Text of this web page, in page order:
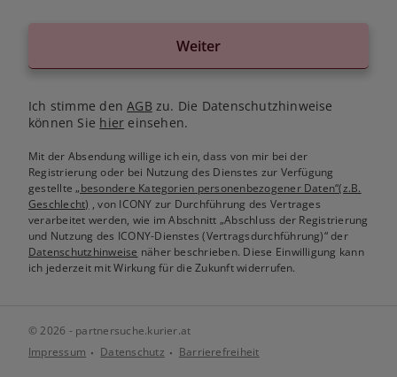
Weiter
Ich stimme denAGB zu. Die Datenschutzhinweise
können Sie hier einsehen.
Mit der Absendung willige ich ein, dass von mir bei der
Registrierung oder bei Nutzung des Dienstes zur Verfügung
gestellte„besondere Kategorien personenbezogener Daten“(z.B.
Geschlecht) , von ICONY zur Durchführung des Vertrages
verarbeitet werden, wie im Abschnitt „Abschluss der Registrierung
und Nutzung des ICONY-Dienstes (Vertragsdurchführung)“ der
Datenschutzhinweise näher beschrieben. Diese Einwilligung kann
ich jederzeit mit Wirkung für die Zukunft widerrufen.
© 2026 - partnersuche.kurier.at
Impressum
Datenschutz Barrierefreiheit